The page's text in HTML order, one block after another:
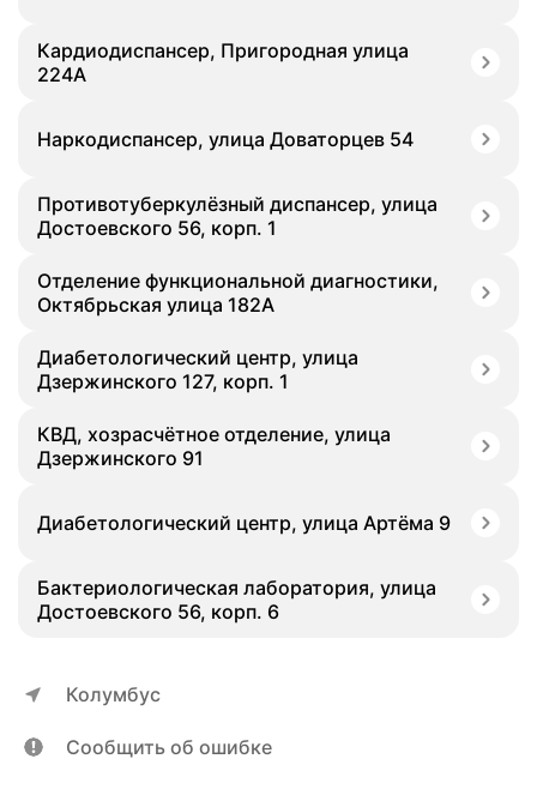
Кардиодиспансер, Пригородная улица
224А
Наркодиспансер, улица Доваторцев 54
Противотуберкулёзный диспансер, улица
Достоевского 56, корп. 1
Отделение функциональной диагностики,
Октябрьская улица 182А
Диабетологический центр, улица
Дзержинского 127, корп. 1
КВД, хозрасчётное отделение, улица
Дзержинского 91
Диабетологический центр, улица Артёма 9
Бактериологическая лаборатория, улица
Достоевского 56, корп. 6
Колумбус
Сообщить об ошибке